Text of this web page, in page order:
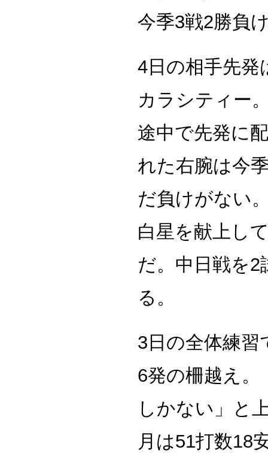
今季3戦2勝負
4日の相手先発
カラシティー
途中で先発に
れた右腕は今
だ負けがない
白星を献上し
だ。中日戦を
る。
3日の全体練
6発の柵越え
しかない」と
月は51打数18